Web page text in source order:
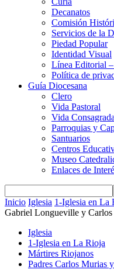
Decanatos
Comisión
Servicios de la
Piedad Popular
Identidad Visual
Línea Editorial
Política de
Guía Diocesana
Clero
Vida Pastoral
Vida Consagrada
Parroquias y
Santuarios
Centros
Museo
Enlaces de
Inicio Iglesia 1-Iglesia en La
Gabriel Longueville y
Iglesia
1-Iglesia en La Rioja
Mártires Riojanos
Padres Carlos Murias